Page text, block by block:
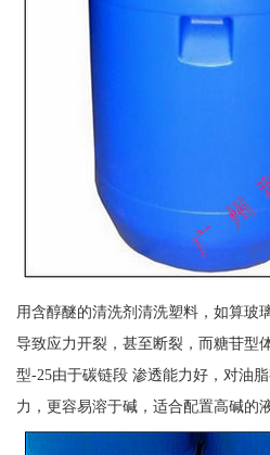
用含醇醚的清洗剂清洗塑料，如算玻
导致应力开裂，甚至断裂，而糖苷型
型-25由于碳链段 渗透能力好，对油
力，更容易溶于碱，适合配置高碱的